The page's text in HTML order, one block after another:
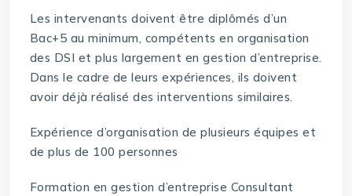
Les intervenants doivent être diplômés d’un
Bac+5 au minimum, compétents en organisation
des DSI et plus largement en gestion d’entreprise.
Dans le cadre de leurs expériences, ils doivent
avoir déjà réalisé des interventions similaires.
Expérience d’organisation de plusieurs équipes et
de plus de 100 personnes
Formation en gestion d’entreprise Consultant